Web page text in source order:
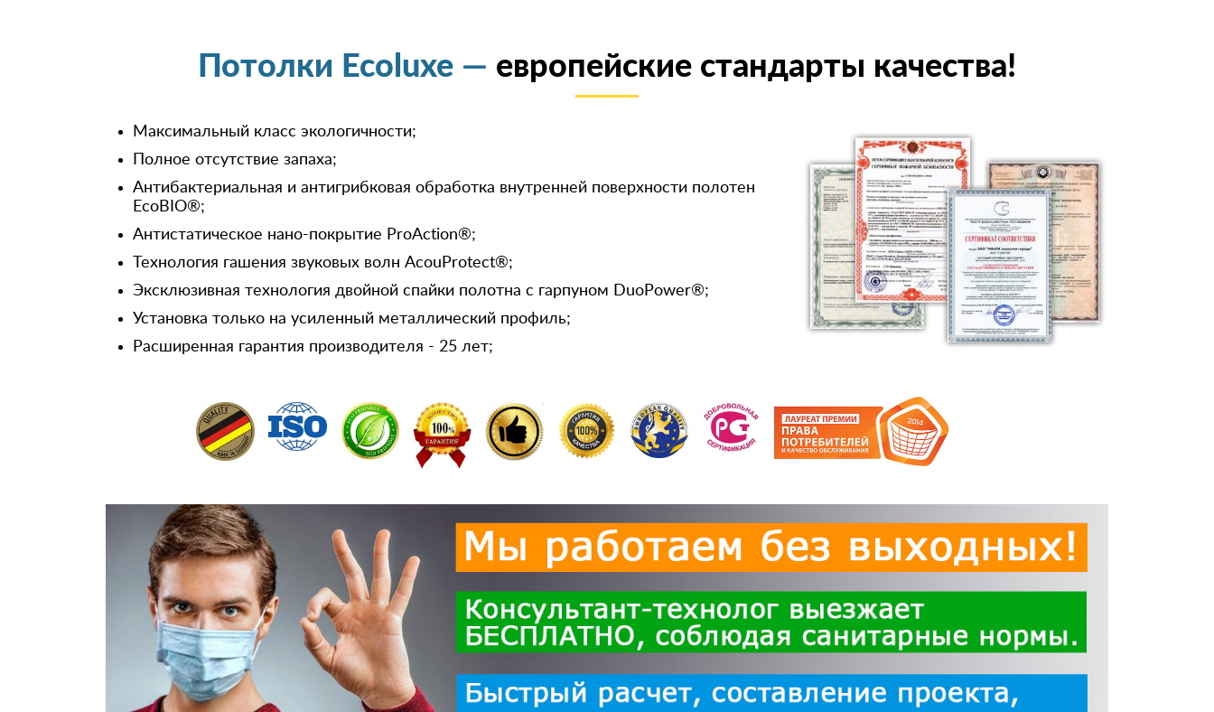
Потолки Ecoluxe — европейские стандарты качества!
Максимальный класс экологичности;
Полное отсутствие запаха;
Антибактериальная и антигрибковая обработка внутренней поверхности полотен
EcoBIO®;
Антистатическое нано-покрытие ProAction®;
Технология гашения звуковых волн AcouProtect®;
Эксклюзивная технология двойной спайки полотна с гарпуном DuoPower®;
Установка только на усиленный металлический профиль;
Расширенная гарантия производителя - 25 лет;